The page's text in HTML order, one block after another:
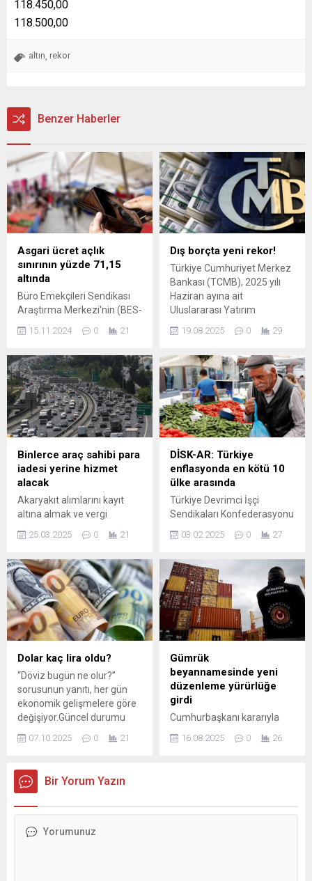
118.450,00
118.500,00
altın rekor
Benzer Haberler
Asgari ücret açlık
sınırının yüzde 71,15
altında
Büro Emekçileri Sendikası
Araştırma Merkezi'nin (BES-
AR), açlık ve yoksulluk
verilerine göre kasım ayında
29 bin 100 lira oldu. Böylece
17 bin 002 lira alan asgari
ücret açlık sınırının yüzde
71,15 altında kaldı.
15.11.2024 0 21
Dış borçta yeni rekor!
Türkiye Cumhuriyet Merkez
Bankası (TCMB), 2025 yılı
Haziran ayına ait
Uluslararası Yatırım
Pozisyonu (UYP) verilerini
açıkladı. Veriler Türkiye’nin
329,4 milyar dolara
yükseldiğini yani dış borcun
arttığını ortaya koydu ...
19.08.2025 0 29
Binlerce araç sahibi para
iadesi yerine hizmet
alacak
Akaryakıt alımlarını kayıt
altına almak ve vergi
amacıyla hayata geçirilen
Sistemi'nde (UTTS) montaj
ücretleri düşürüldü. Daha
önce 2.791,45 TL olarak
açıklanan montaj ve hizmet
bedeli, 2.172 TL’ye
çekilirken, fazla ödeme
yapan araç sahipleri 619,45
TL karşılığı çeşitli destek ve
avantajlardan
faydalanabilecekler. Ödeme
yapmış ancak henüz...
25.03.2025 0 21
DİSK-AR: Türkiye
enflasyonda en kötü 10
ülke arasında
Türkiye Devrimci İşçi
Sendikaları Konfederasyonu
AR), Türkiye İstatistik
Türkiye’nin aylık ve yıllık
enflasyon oranlarını
açıklamasının ardından bir
rapor yayımladı. Yayımlanan
raporda, Türkiye’deki ...
03.02.2025 0 27
Dolar kaç lira oldu?
“Döviz bugün ne olur?”
sorusunun yanıtı, her gün
ekonomik gelişmelere göre
değişiyor.Güncel durumu
merak eden kullanıcılar,
döviz haberlerini, uzman
yazarlarının dolar
yorumlarını ve piyasadaki
07.10.2025 0 21
Gümrük
beyannamesinde yeni
düzenleme yürürlüğe
girdi
Cumhurbaşkanı kararıyla
ihracatta teknoloji ve katma
değeri artırmayı hedefleyen
16.08.2025 0 26
Bir Yorum Yazın